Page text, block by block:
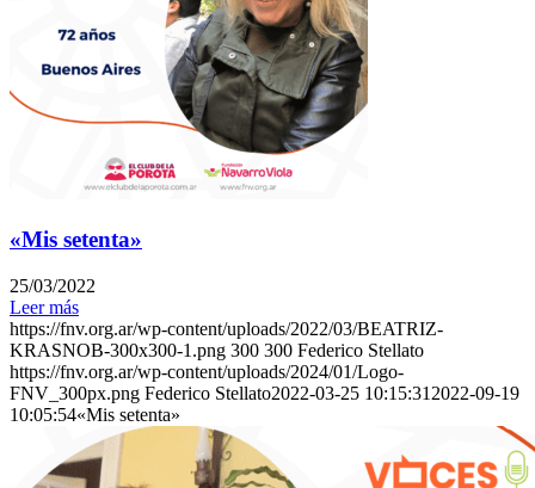
«Mis setenta»
25/03/2022
Leer más
https://fnv.org.ar/wp-content/uploads/2022/03/BEATRIZ-
KRASNOB-300x300-1.png 300 300 Federico Stellato
https://fnv.org.ar/wp-content/uploads/2024/01/Logo-
FNV_300px.png Federico Stellato2022-03-25 10:15:31 2022-09-19
10:05:54«Mis setenta»